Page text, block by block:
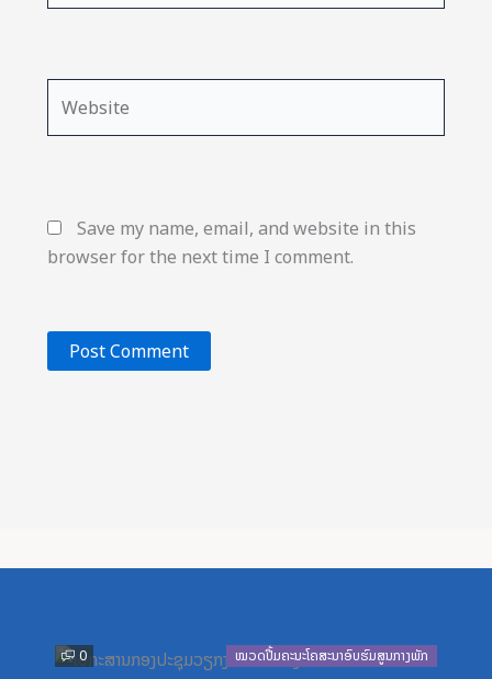
Save my name, email, and website in this
browser for the next time I comment.
0 ໝວດປື້ມຄະນະໂຄສະນາອົບຮົມສູນກາງພັກ
Previous
Next